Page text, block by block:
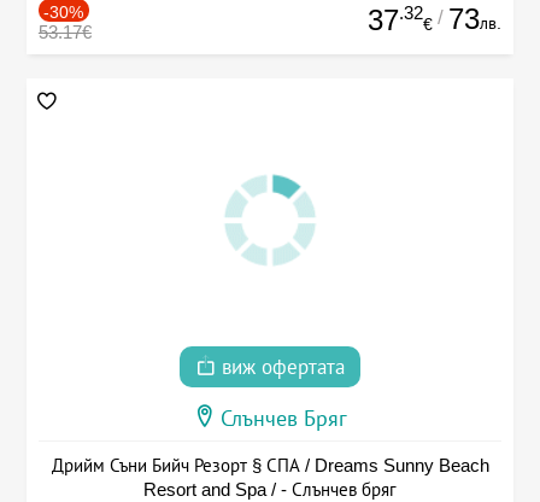
-30%
53.17€ 37.32
€ / 73лв.
виж офертата
Слънчев Бряг
Дрийм Съни Бийч Резорт § СПА / Dreams Sunny Beach
Resort and Spa / - Слънчев бряг